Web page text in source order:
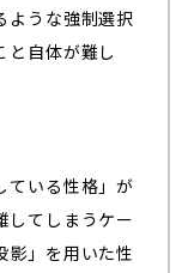
ような強制選択
と自体が難し
ている性格」が
してしまうケー
影」を用いた性